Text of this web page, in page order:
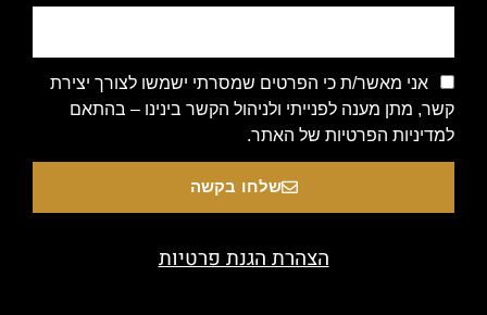
אני מאשר/ת כי הפרטים שמסרתי ישמשו לצורך יצירת
קשר, מתן מענה לפנייתי ולניהול הקשר בינינו – בהתאם
למדיניות הפרטיות של האתר.
שלחו בקשה
הצהרת הגנת פרטיות